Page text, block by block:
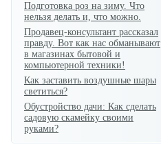
Подготовка роз на зиму. Что
нельзя делать и, что можно.
Продавец-консультант рассказал
правду. Вот как нас обманывают
в магазинах бытовой и
компьютерной техники!
Как заставить воздушные шары
светиться?
Обустройство дачи: Как сделать
садовую скамейку своими
руками?